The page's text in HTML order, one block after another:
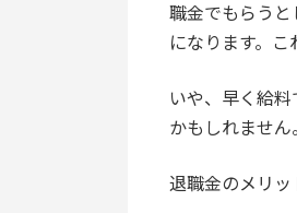
職金でもらう
になります。こ
いや、早く給
かもしれません
退職金のメリッ